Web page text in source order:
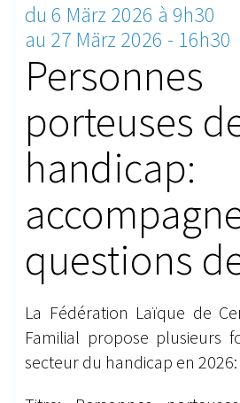
du 6 März 2026 à 9h30
au 27 März 2026 - 16h30
Personnes
porteuses
handicap:
questions
La Fédération Laïque de
Familial propose plusieurs
secteur du handicap en 2026: